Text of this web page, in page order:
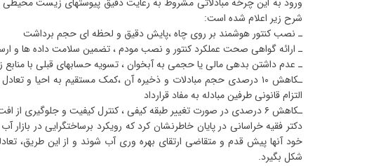
شرح زیر اعلام شده است:
ـ نصب کنتور هوشمند بر روی چاه ،پایش دقیق و لحظه ای حجم برداشت
ـ ارائه گواهی صحت عملکرد کنتور و نصب مودم ، تضمین سلامت داده ها و
ـ عدم داشتن بدهی مالی یا حجمی به آبخوان ، تسویه حسابهای قبلی با منابع
ـکاهش ۱۰ درصدی حجم مبادلات و ذخیره آن ،کمک مستقیم به احیا و
التزام قانونی طرفین مبادله به مفاد قرارداد
ـکاهش ۶ درصدی در صورت تغییر طبقه کیفی ، کنترل کیفیت و جلوگیری از افت کیفی چاه مقصد
دکتر فقیه خراسانی در پایان خاطرنشان کرد که رویکرد برساختگرایی در بازار
خود آنها پیش قدم و متقاضی ارتقای بهره وری آب شوند و از این طریق،
شکل بگیرد.